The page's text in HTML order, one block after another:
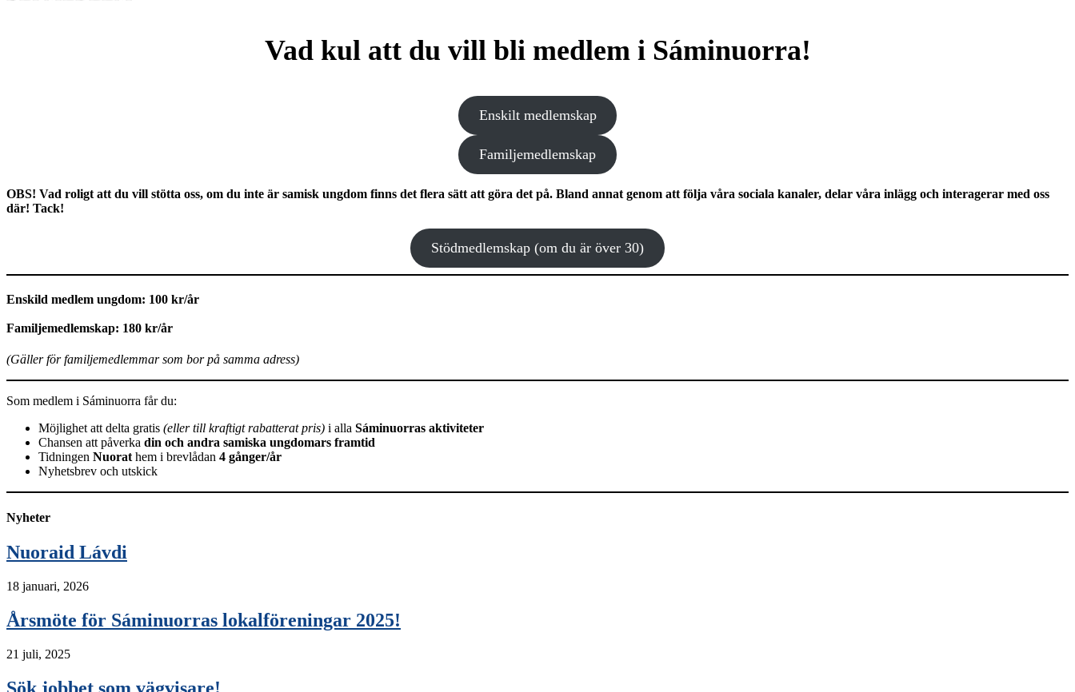
Vad kul att du vill bli medlem i Sáminuorra!
Enskilt medlemskap
Familjemedlemskap
OBS! Vad roligt att du vill stötta oss, om du inte är samisk ungdom finns det flera sätt att göra det på. Bland annat genom att följa våra sociala kanaler, delar våra inlägg och interagerar med oss
där! Tack!
Stödmedlemskap (om du är över 30)
Enskild medlem ungdom: 100 kr/år
Familjemedlemskap: 180 kr/år
(Gäller för familjemedlemmar som bor på samma adress)
Som medlem i Sáminuorra får du:
Möjlighet att delta gratis (eller till kraftigt rabatterat pris) i alla Sáminuorras aktiviteter
Chansen att påverka din och andra samiska ungdomars framtid
Tidningen Nuorathem i brevlådan 4 gånger/år
Nyhetsbrev och utskick
Nyheter
Nuoraid Lávdi
18 januari, 2026
Årsmöte för Sáminuorras lokalföreningar 2025!
21 juli, 2025
Sök jobbet som vägvisare!